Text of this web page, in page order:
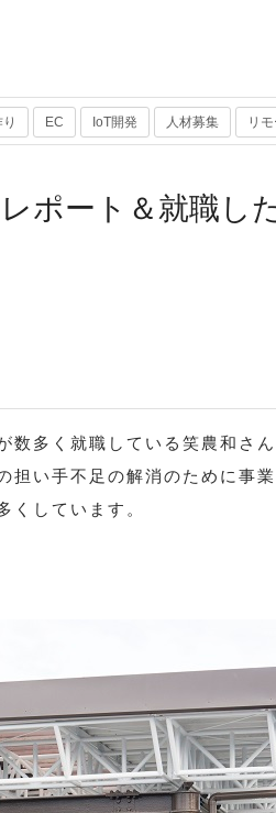
EC IoT開発 人材募集 リ
ート＆就職し
多く就職している笑農和さん
い手不足の解消のために事業
くしています。